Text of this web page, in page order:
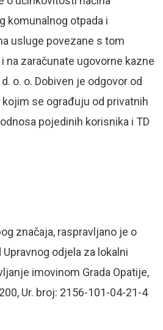
komunalnog otpada i
usluge povezane s tom
na zaračunate ugovorne kazne
o. o. Dobiven je odgovor od
se ograđuju od privatnih
pojedinih korisnika i TD
značaja, raspravljano je o
odjela za lokalni
imovinom Grada Opatije,
Ur. broj: 2156-101-04-21-4